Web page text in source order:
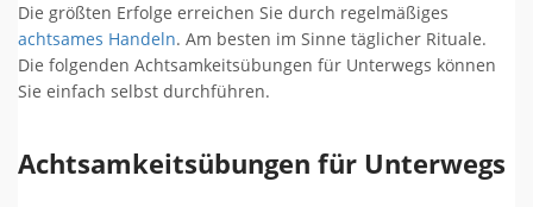
Die größten Erfolge erreichen Sie durch regelmäßiges
achtsames Handeln. Am besten im Sinne täglicher Rituale.
Die folgenden Achtsamkeitsübungen für Unterwegs können
Sie einfach selbst durchführen.
Achtsamkeitsübungen für Unterwegs